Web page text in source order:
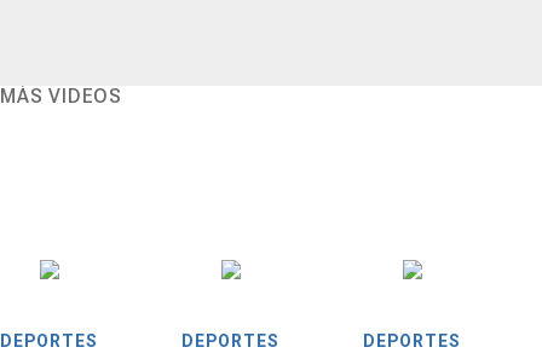
MÁS VIDEOS
DEPORTES DEPORTES DEPORTES